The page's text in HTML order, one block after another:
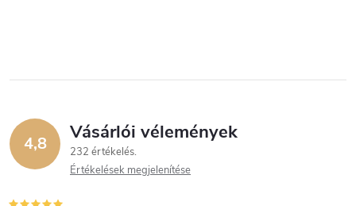
4,8 Vásárlói vélemények
232 értékelés
Értékelések megjelenítése